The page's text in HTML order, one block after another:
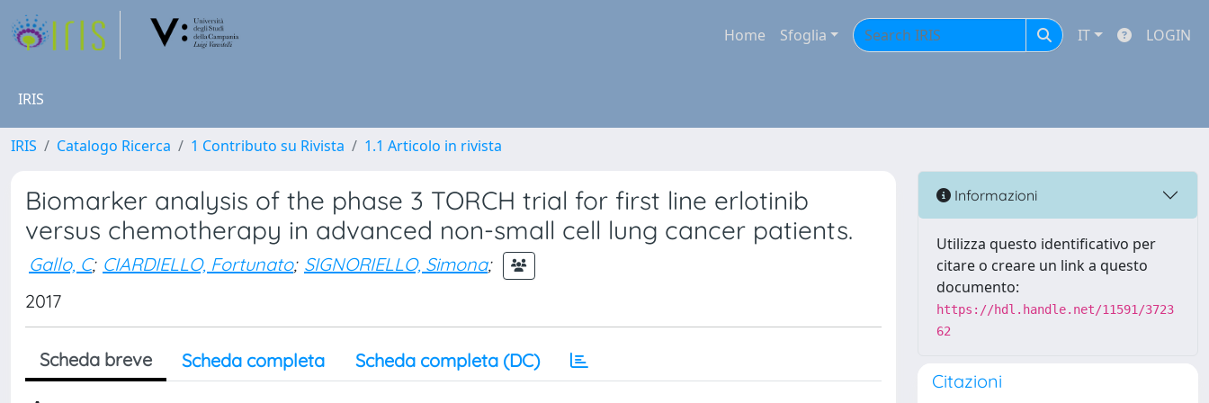
Home Sfoglia IT LOGIN
IRIS
IRIS Catalogo Ricerca 1 Contributo su Rivista 1.1 Articolo in rivista
Biomarker analysis of the phase 3 TORCH trial for first line erlotinib
versus chemotherapy in advanced non-small cell lung cancer patients.
Gallo, C; CIARDIELLO, Fortunato; SIGNORIELLO, Simona;
2017
Scheda breve Scheda completa Scheda completa (DC)
Informazioni
Utilizza questo identificativo per
citare o creare un link a questo
documento:
https://hdl.handle.net/11591/3723
62
Citazioni